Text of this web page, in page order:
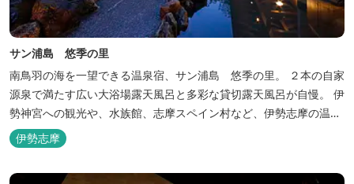
サン浦島 悠季の里
南鳥羽の海を一望できる温泉宿、サン浦島 悠季の里。 ２本の自家
源泉で満たす広い大浴場露天風呂と多彩な貸切露天風呂が自慢。 伊
勢神宮への観光や、水族館、志摩スペイン村など、伊勢志摩の温泉
旅行に お料理は伊勢志摩ならではの味覚が四季折々の旅を彩りま
す。 ～大浴場「まろびね庵」～ 敷地内より湧出する二つの源泉
伊勢志摩